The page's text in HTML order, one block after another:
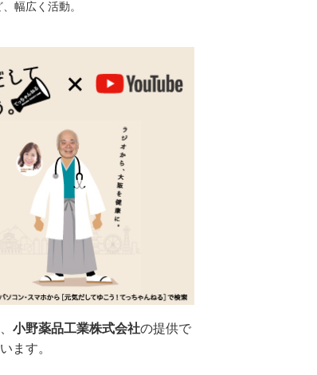
幅広く活動。
小野薬品工業株式会社の提供で
ます。